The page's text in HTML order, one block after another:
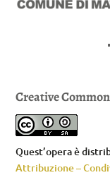
Creative
Quest’opera è
Attribuzione –